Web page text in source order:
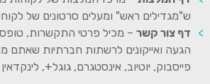
ש"מגדילים ראש" ומעלים סרטונים של
דף צור קשר– מכיל פרטי התקשרות,
הגעה ואייקונים לרשתות חברתיות שאתם
פייסבוק, יוטיוב, אינסטגרם, גוגל+, לינקדאין